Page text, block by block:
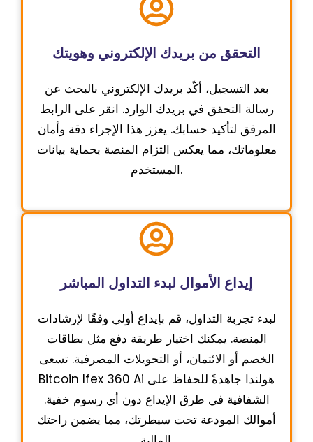
التحقق من بريدك الإلكتروني وهويتك
بعد التسجيل، أكّد بريدك الإلكتروني بالبحث عن
رسالة التحقق في بريدك الوارد. انقر على الرابط
المرفق لتأكيد حسابك. يعزز هذا الإجراء دقة وأمان
معلوماتك، مما يعكس التزام المنصة بحماية بيانات
المستخدم.
إيداع الأموال لبدء التداول المباشر
لبدء تجربة التداول، قم بإيداع أولي وفقًا لإرشادات
المنصة. يمكنك اختيار طريقة دفع مثل بطاقات
الخصم أو الائتمان، أو التحويلات المصرفية. تسعى
Bitcoin Ifex 360 Ai هولندا جاهدةً للحفاظ على
الشفافية في طرق الإيداع دون أي رسوم خفية.
أموالك المودعة تحت سيطرتك، مما يضمن راحتك